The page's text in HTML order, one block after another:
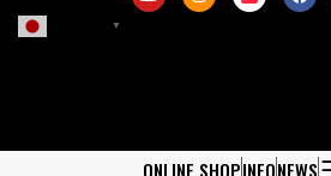
▼
ONLINE SHOPINFONEWS